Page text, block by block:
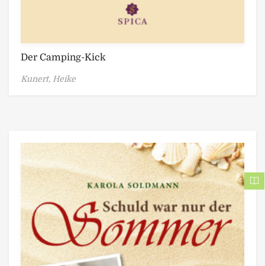
Der Camping-Kick
Kunert, Heike